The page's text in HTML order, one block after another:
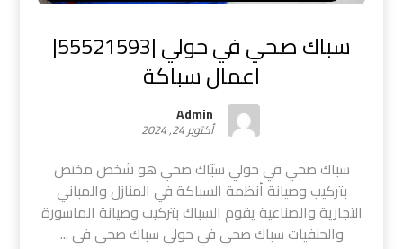
سباك صحي في حولي |55521593|
اعمال سباكة
Admin
أكتوبر 24, 2024
سباك صحي في حولي سبّاك صحي هو شخص مختص
بتركيب وصيانة أنظمة السباكة في المنازل والمباني
التجارية والصناعية يقوم السباك بتركيب وصيانة الماسورة
والحنفيات سباك صحي في حولي سباك صحي في ...